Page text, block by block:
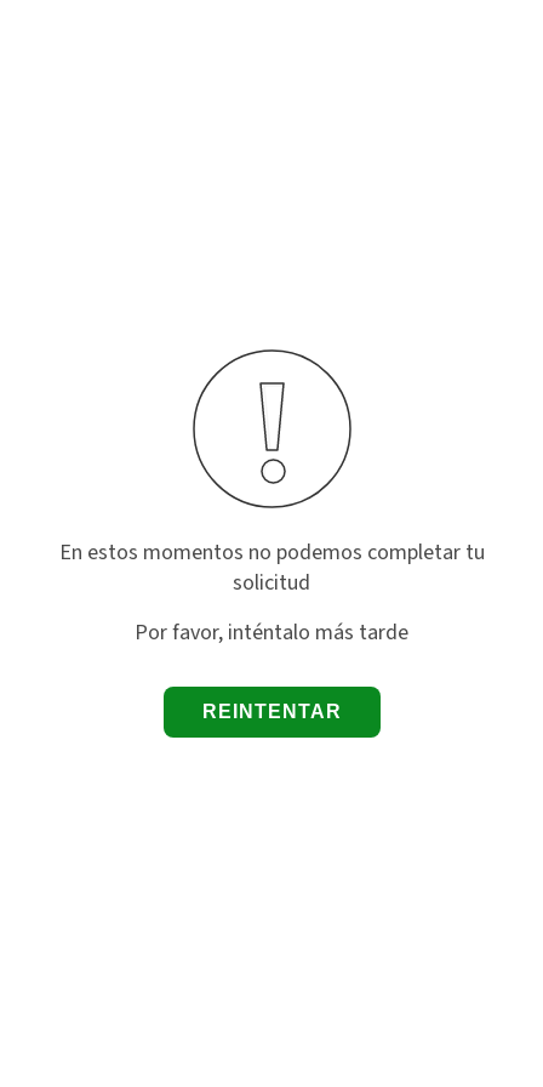
En estos momentos no podemos completar tu
solicitud
Por favor, inténtalo más tarde
REINTENTAR